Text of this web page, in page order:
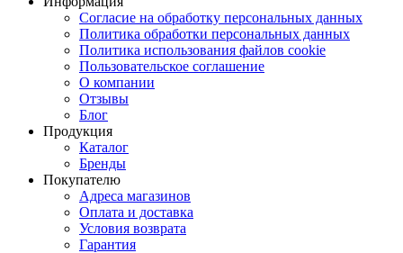
Согласие на обработку персональных данных
Политика обработки персональных данных
Политика использования файлов cookie
Пользовательское соглашение
О компании
Отзывы
Блог
Продукция
Каталог
Бренды
Покупателю
Адреса магазинов
Оплата и доставка
Условия возврата
Гарантия